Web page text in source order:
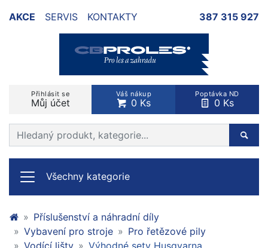
AKCE SERVIS KONTAKTY 387 315 927
Přihlásit se
Můj účet
Váš nákup
0 Ks
Poptávka ND
0 Ks
Prohledat web
Všechny kategorie
Příslušenství a náhradní díly
Vybavení pro stroje
Pro řetězové pily
Vodící lišty
Výhodné sety Husqvarna